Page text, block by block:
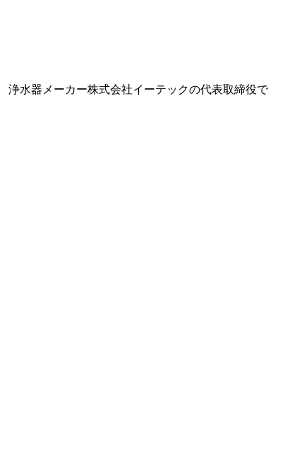
浄水器メーカー株式会社イーテックの代表取締役で